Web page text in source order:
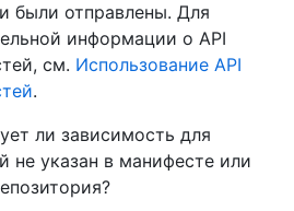
были отправлены. Для
информации о API
см. Использование API
.
ли зависимость для
не указан в манифесте или